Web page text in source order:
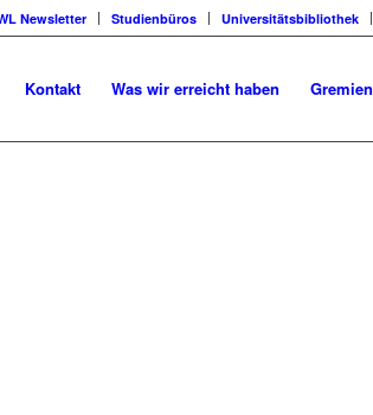
Newsletter Studienbüros Universitätsbibliothek
Kontakt Was wir erreicht haben Gremien